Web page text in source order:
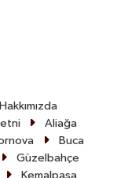
Hakkımızda
Aliağa
Buca
Güzelbahçe
Kemalpaşa